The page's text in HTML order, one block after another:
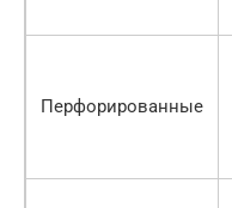
Перфорированные